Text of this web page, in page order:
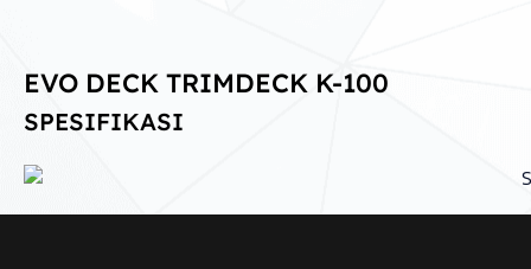
EVO DECK TRIMDECK K-100
SPESIFIKASI